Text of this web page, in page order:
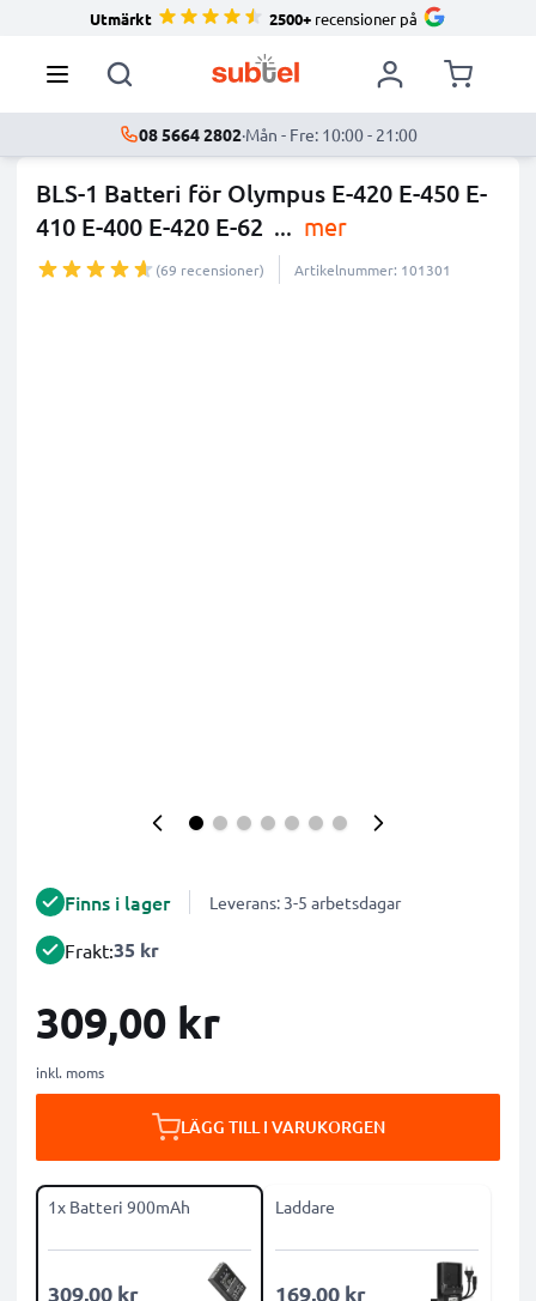
Utmärkt 2500+ recensioner på
08 5664 2802·Mån - Fre: 10:00 - 21:00
BLS-1 Batteri för Olympus E-420 E-450 E-
410 E-400 E-420 E-62 ... mer
(69 recensioner) Artikelnummer: 101301
Finns i lager Leverans: 3-5 arbetsdagar
Frakt:35 kr
309,00 kr
inkl. moms
LÄGG TILL I VARUKORGEN
1x Batteri 900mAh
309,00 kr
Laddare
169,00 kr